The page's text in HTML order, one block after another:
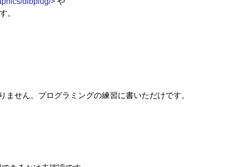
。
せん。プログラミングの練習に書いただけです。